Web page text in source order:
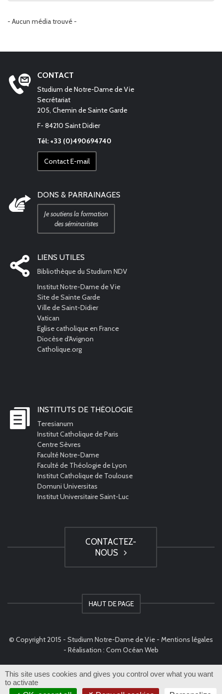
- Aucun média trouvé -
CONTACT
Studium de Notre-Dame de Vie
Secrétariat
205, Chemin de Sainte Garde
F- 84210 Saint Didier
Tél: +33 (0)490694740
Contact E-mail
DONS & PARRAINAGES
Je soutiens la formation
des séminaristes
LIENS UTILES
Bibliothèque du Studium NDV
Institut Notre-Dame de Vie
Site de Sainte Garde
Ville de Saint-Didier
Vatican
Eglise catholique en France
Diocèse d'Avignon
Catholique.org
INSTITUTS DE THÉOLOGIE
Teresianum
Institut Catholique de Paris
Centre Sèvres
Faculté Notre-Dame
Faculté de Théologie de Lyon
Institut Catholique de Toulouse
Domuni Universitas
Institut Universitaire Saint-Luc
CONTACTEZ-
NOUS
HAUT DE PAGE
© Copyright 2015 - Studium Notre-Dame de Vie - Mentions légales
- Réalisation : Com Océan Web
This site uses cookies and gives you control over what you want
to activate